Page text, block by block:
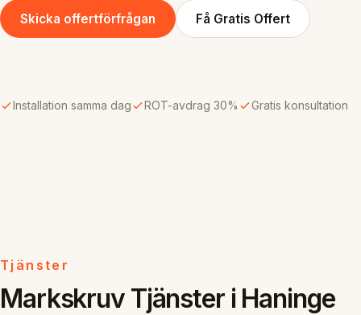
Skicka offertförfrågan Få Gratis Offert
Installation samma dag ROT-avdrag 30% Gratis konsultation
Tjänster
Markskruv Tjänster i Haninge